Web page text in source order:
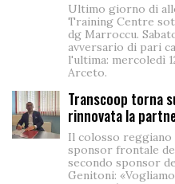
Ultimo giorno di
Training Centre
dg Marroccu.
avversario di pari
l'ultima: mercoledì
Arceto.
Transcoop torna
rinnovata la
Il colosso
sponsor frontale
secondo sponsor
Genitoni: